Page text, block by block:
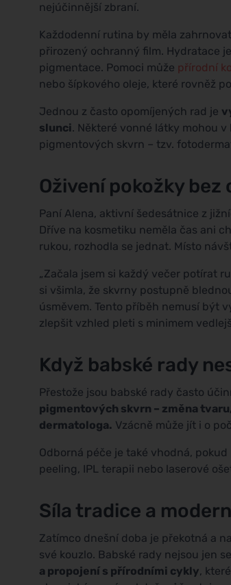
nejúčinnější zbraní.
Každodenní rutina by měla zahrnovat
přirozený ochranný film. Hydratace
pigmentace. Pomoci může přírodní
nebo šípkového oleje, které rovněž
Jednou z často opomíjených rad je
slunci. Některé vonné látky mohou
pigmentových skvrn – tzv.
Oživení pokožky bez
Paní Alena, aktivní šedesátnice z
Dříve na kosmetiku neměla čas ani
rukou, rozhodla se jednat. Místo
„Začala jsem si každý večer potírat
si všimla, že skvrny postupně
úsměvem. Tento příběh nemusí být
zlepšit vzhled pleti s minimem
Když babské rady
Přestože jsou babské rady často
pigmentových skvrn – změna
dermatologa. Vzácně může jít i o
Odborná péče je také vhodná,
peeling, IPL terapii nebo laserové
Síla tradice a
Zatímco dnešní doba je překotná a
své kouzlo. Babské rady nejsou jen
a propojení s přírodními cykly,